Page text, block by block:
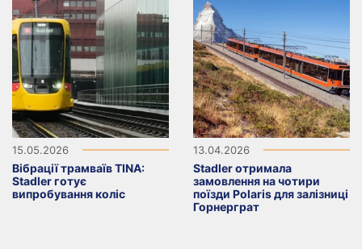
15.05.2026
Вібрації трамваїв TINA:
Stadler готує
випробування коліс
13.04.2026
Stadler отримала
замовлення на чотири
поїзди Polaris для залізниці
Горнерграт